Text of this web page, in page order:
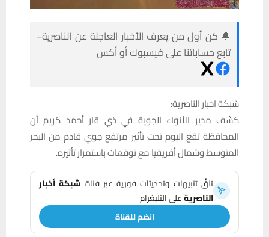
🔔 كن أول من يعرف الأخبار العاجلة عن الناصرية–
تابع حساباتنا على فيسبوك أو أكس
شبكة اخبار الناصرية:
كشف مدير الأنواء الجوية في ذي قار أحمد كريم أن
المحافظة تقع اليوم تحت تأثير مرتفع جوي قادم من البحر
المتوسط وشمال أفريقيا مع توقعات باستمرار تأثيره.
تلقَّ تنبيهات وتحديثات فورية عبر قناة شبكة أخبار
الناصريةعلى التليغرام
انضم للقناة